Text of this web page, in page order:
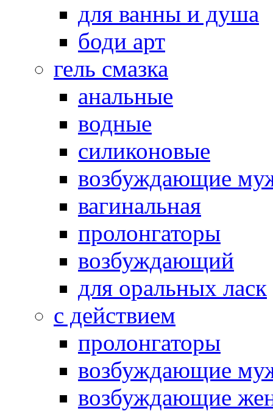
для ванны и душа
боди арт
гель смазка
анальные
водные
силиконовые
возбуждающие
вагинальная
пролонгаторы
возбуждающий
для оральных ласк
с действием
пролонгаторы
возбуждающие
возбуждающие